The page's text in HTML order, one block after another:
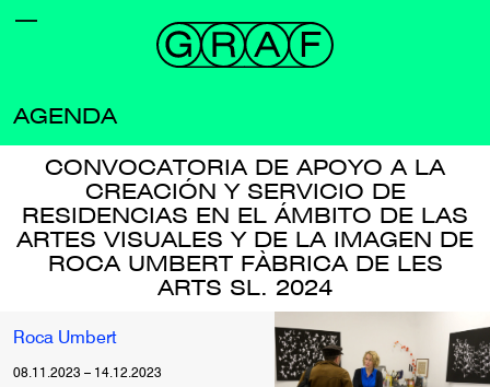
AGENDA
CONVOCATORIA DE APOYO A LA
CREACIÓN Y SERVICIO DE
RESIDENCIAS EN EL ÁMBITO DE LAS
ARTES VISUALES Y DE LA IMAGEN DE
ROCA UMBERT FÀBRICA DE LES
ARTS SL. 2024
Roca Umbert
08.11.2023 – 14.12.2023